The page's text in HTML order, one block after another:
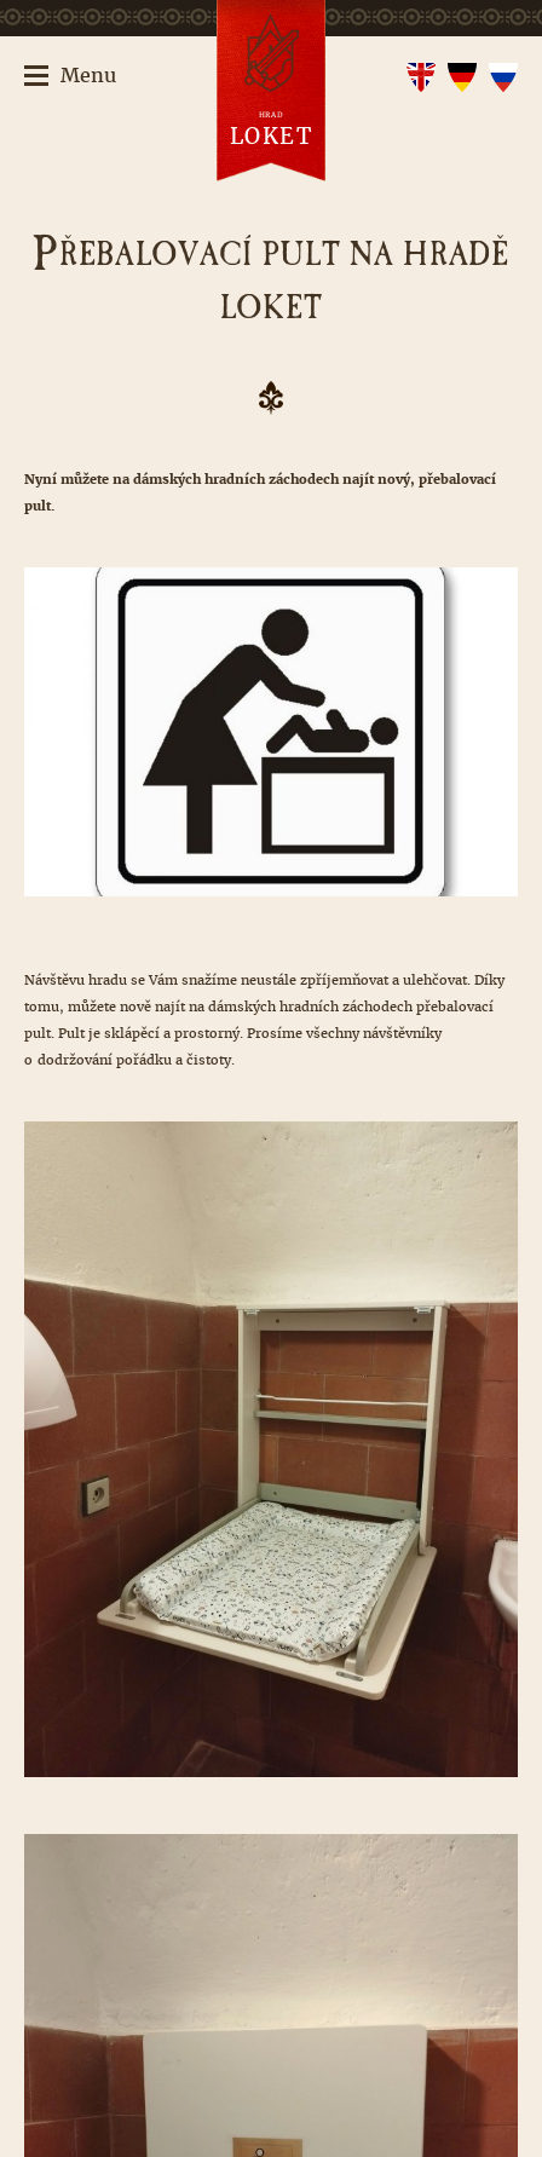
PŘEBALOVACÍ PULT NA HRADĚ
LOKET
Nyní můžete na dámských hradních záchodech najít nový, přebalovací
pult.
Návštěvu hradu se Vám snažíme neustále zpříjemňovat a ulehčovat. Díky
tomu, můžete nově najít na dámských hradních záchodech přebalovací
pult. Pult je sklápěcí a prostorný. Prosíme všechny návštěvníky
o dodržování pořádku a čistoty.
Menu
HRAD
LOKET